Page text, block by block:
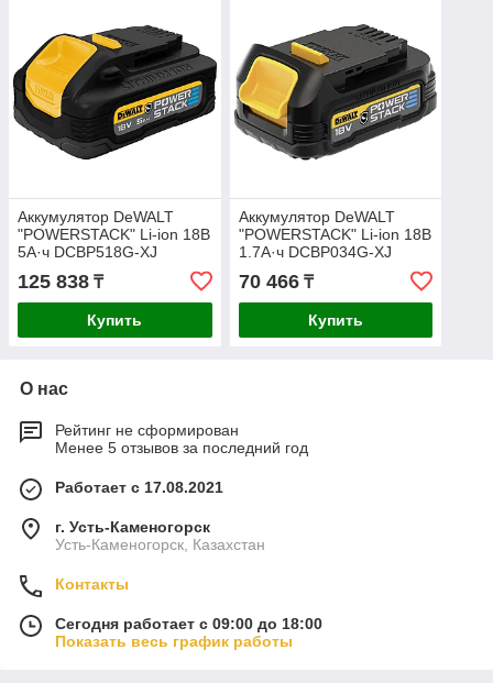
Аккумулятор DeWALT
"POWERSTACK" Li-ion 18В
5А·ч DCBP518G-XJ
125 838 ₸
Купить
Аккумулятор DeWALT
"POWERSTACK" Li-ion 18В
1.7А·ч DCBP034G-XJ
70 466₸
Купить
О нас
Рейтинг не сформирован
Менее 5 отзывов за последний год
Работает с 17.08.2021
г. Усть-Каменогорск
Усть-Каменогорск, Казахстан
Контакты
Сегодня работает с 09:00 до 18:00
Показать весь график работы